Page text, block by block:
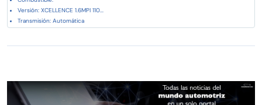
Versión: XCELLENCE 1.6MPI 110...
Transmisión: Automática